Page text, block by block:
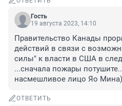
Гость
19 августа 2023, 14:10
Правительство Канады
действий в связи с
силы" к власти в США в
...сначала пожары
насмешливое лицо Яо Мина)
ОТВЕТИТЬ